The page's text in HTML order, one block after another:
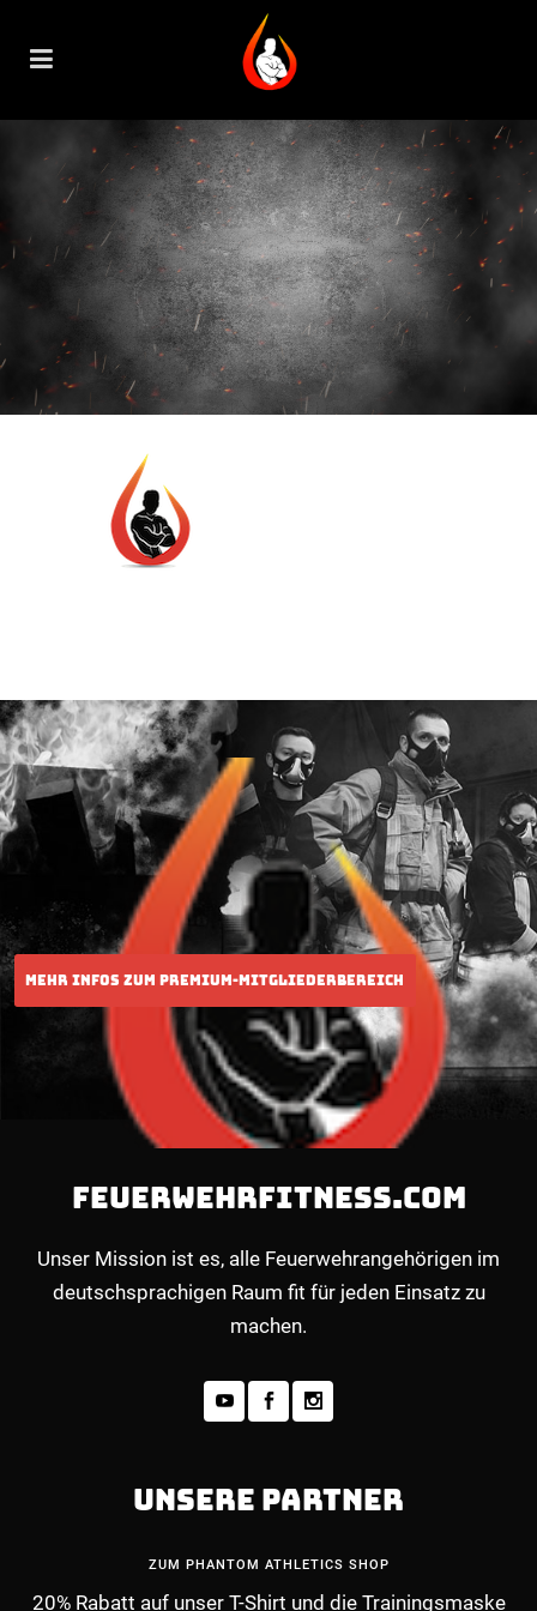
FEUERWEHRFITNESS.COM
Unser Mission ist es, alle Feuerwehrangehörigen im
deutschsprachigen Raum fit für jeden Einsatz zu
machen.
UNSERE PARTNER
ZUM PHANTOM ATHLETICS SHOP
20% Rabatt auf unser T-Shirt und die Trainingsmaske